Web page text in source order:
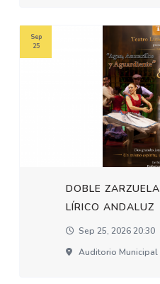
DOBLE
LÍRICO ANDALUZ
Sep 25, 2026 20:30
Auditorio Municipal
Sep
25